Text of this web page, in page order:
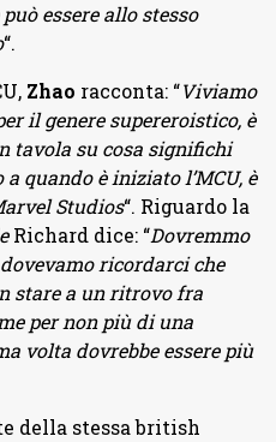
essere allo stesso
“.
Zhao racconta: “Viviamo
il genere supereroistico, è
tavola su cosa significhi
quando è iniziato l’MCU, è
Studios“. Riguardo la
Richard dice: “Dovremmo
ricordarci che
stare a un ritrovo fra
per non più di una
volta dovrebbe essere più
della stessa british